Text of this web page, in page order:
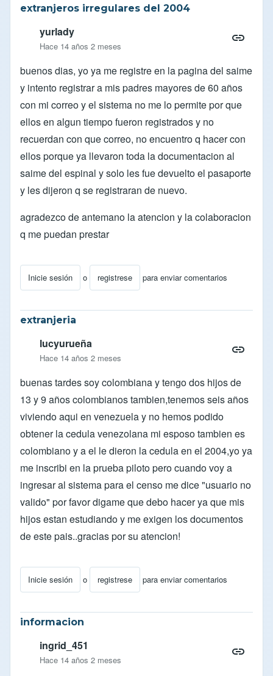
extranjeros irregulares del 2004
yurlady
Hace 14 años 2 meses
buenos dias, yo ya me registre en la pagina del saime
y intento registrar a mis padres mayores de 60 años
con mi correo y el sistema no me lo permite por que
ellos en algun tiempo fueron registrados y no
recuerdan con que correo, no encuentro q hacer con
ellos porque ya llevaron toda la documentacion al
saime del espinal y solo les fue devuelto el pasaporte
y les dijeron q se registraran de nuevo.
agradezco de antemano la atencion y la colaboracion
q me puedan prestar
Inicie sesión o registrese para enviar comentarios
extranjeria
lucyurueña
Hace 14 años 2 meses
buenas tardes soy colombiana y tengo dos hijos de
13 y 9 años colombianos tambien,tenemos seis años
viviendo aqui en venezuela y no hemos podido
obtener la cedula venezolana mi esposo tambien es
colombiano y a el le dieron la cedula en el 2004,yo ya
me inscribi en la prueba piloto pero cuando voy a
ingresar al sistema para el censo me dice "usuario no
valido" por favor digame que debo hacer ya que mis
hijos estan estudiando y me exigen los documentos
de este pais..gracias por su atencion!
Inicie sesión o registrese para enviar comentarios
informacion
ingrid_451
Hace 14 años 2 meses